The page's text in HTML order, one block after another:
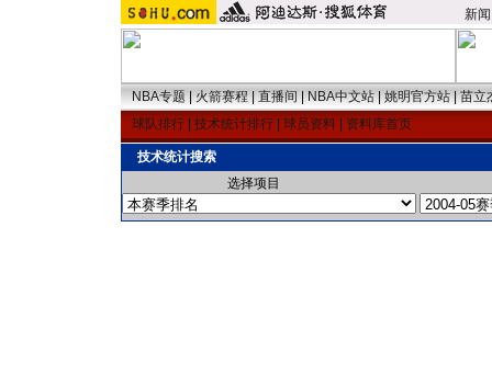
新闻
NBA专题|火箭赛程|直播间|NBA中文站|姚明官方站|苗立
球队排行
技术统计排行 球员资料 资料库首页
技术统计搜索
选择项目 选择